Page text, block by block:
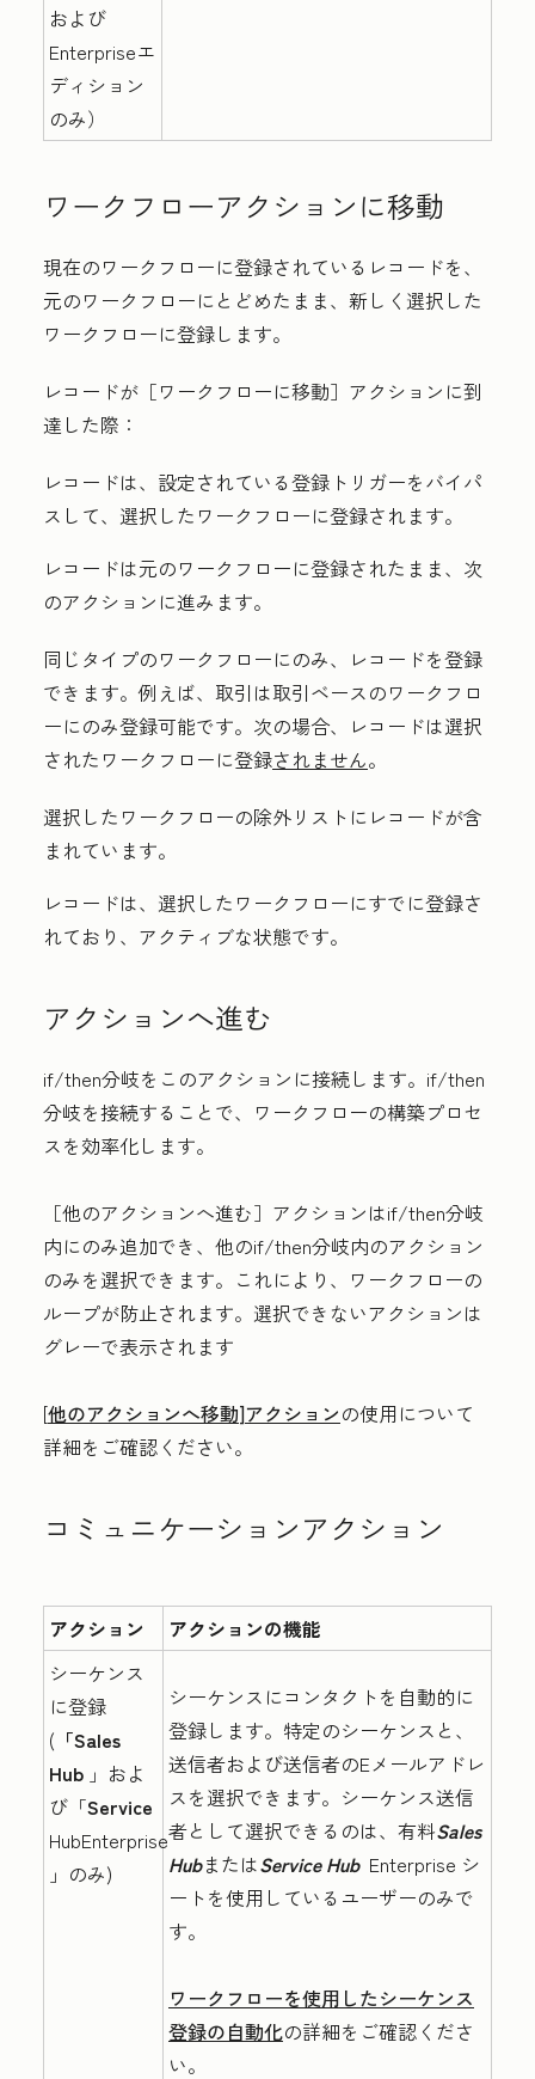
および
Enterpriseエ
ディション
のみ）
ワークフローアクションに移動
現在のワークフローに登録されているレコードを、
元のワークフローにとどめたまま、新しく選択した
ワークフローに登録します。
レコードが［ワークフローに移動］アクションに到
達した際：
レコードは、設定されている登録トリガーをバイパ
スして、選択したワークフローに登録されます。
レコードは元のワークフローに登録されたまま、次
のアクションに進みます。
同じタイプのワークフローにのみ、レコードを登録
できます。例えば、取引は取引ベースのワークフロ
ーにのみ登録可能です。次の場合、レコードは選択
されたワークフローに登録されません。
選択したワークフローの除外リストにレコードが含
まれています。
レコードは、選択したワークフローにすでに登録さ
れており、アクティブな状態です。
アクションへ進む
if/then分岐をこのアクションに接続します。if/then
分岐を接続することで、ワークフローの構築プロセ
スを効率化します。
［他のアクションへ進む］アクションはif/then分岐
内にのみ追加でき、他のif/then分岐内のアクション
のみを選択できます。これにより、ワークフローの
ループが防止されます。選択できないアクションは
グレーで表示されます
[他のアクションへ移動]アクションの使用について
詳細をご確認ください。
コミュニケーションアクション
アクション
アクションの機能
シーケンス
に登録
( 「Sales
Hub 」およ
び「Service
HubEnterprise
」のみ)
シーケンスにコンタクトを自動的に
登録します。特定のシーケンスと、
送信者および送信者のEメールアドレ
スを選択できます。シーケンス送信
者として選択できるのは、有料Sales
HubまたはService Hub Enterprise シ
ートを使用しているユーザーのみで
す。
ワークフローを使用したシーケンス
登録の自動化の詳細をご確認くださ
い。